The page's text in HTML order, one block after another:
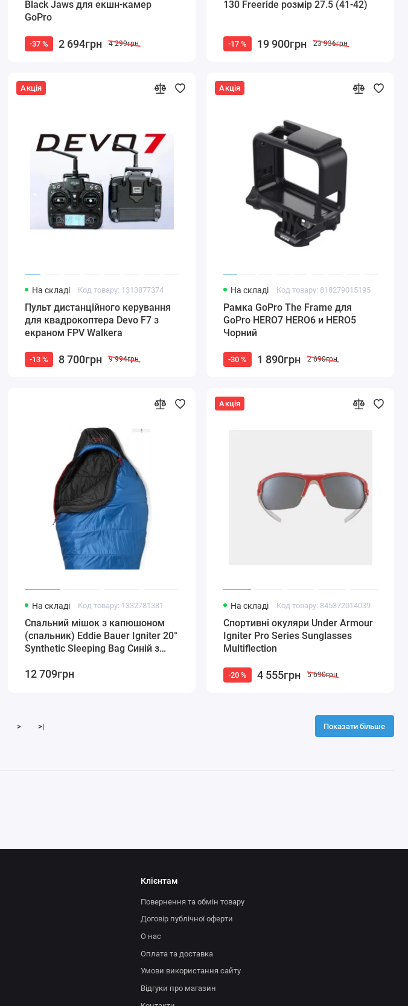
Black Jaws для екшн-камер
GoPro
-37 % 2 694грн 4 299грн
130 Freeride розмір 27.5 (41-42)
-17 % 19 900грн 23 936грн
Акція
На складі Код товару: 1313877374
Пульт дистанційного керування
для квадрокоптера Devo F7 з
екраном FPV Walkera
-13 % 8 700грн 9 994грн
Акція
На складі Код товару: 818279015195
Рамка GoPro The Frame для
GoPro HERO7 HERO6 и HERO5
Чорний
-30 % 1 890грн 2 690грн
На складі Код товару: 1332781381
Спальний мішок з капюшоном
(спальник) Eddie Bauer Igniter 20°
Synthetic Sleeping Bag Синій з
12 709грн
Акція
На складі Код товару: 845372014039
Спортивні окуляри Under Armour
Igniter Pro Series Sunglasses
Multiflection
-20 % 4 555грн 5 690грн
> >| Показати більше
Клієнтам
Повернення та обмін товару
Договір публічної оферти
О нас
Оплата та доставка
Умови використання сайту
Відгуки про магазин